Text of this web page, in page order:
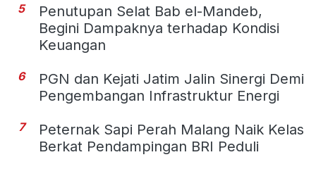
5
Penutupan Selat Bab el-Mandeb,
Begini Dampaknya terhadap Kondisi
Keuangan
6
PGN dan Kejati Jatim Jalin Sinergi Demi
Pengembangan Infrastruktur Energi
7
Peternak Sapi Perah Malang Naik Kelas
Berkat Pendampingan BRI Peduli